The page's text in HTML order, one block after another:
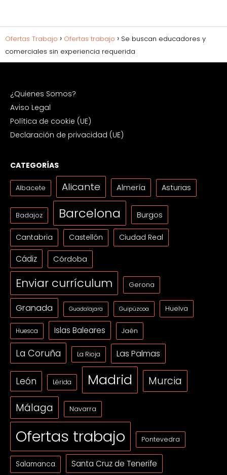
Ofertas Trabajo Ofertas trabajo
Se buscan educadores y
comerciales sin experiencia requerida
¿Quienes Somos?
Aviso Legal
Política de cookie (UE)
Declaración de privacidad (UE)
CATEGORÍAS
Albacete Alicante Almería Asturias
Badajoz Barcelona Burgos
Cantabria Castellón Ciudad Real
Cádiz Córdoba
Enviar currículum Gerona
Granada Guadalajara Guipúzcoa Huelva
Huesca Islas Baleares Jaén
La Coruña La Rioja Las Palmas
León Lérida Madrid Murcia
Málaga Navarra
Ofertas trabajo Pontevedra
Salamanca Santa Cruz de Tenerife